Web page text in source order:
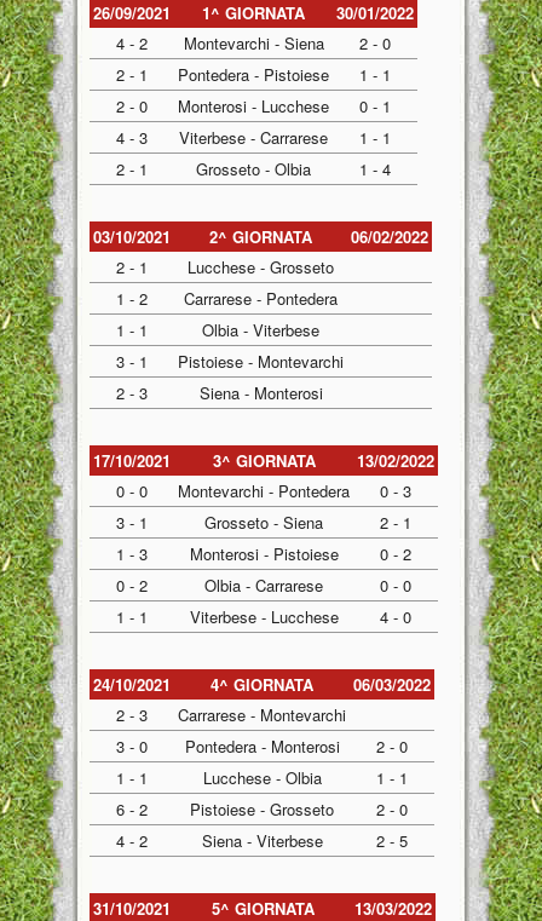
26/09/2021 1^ GIORNATA
30/01/2022
4 - 2
Montevarchi - Siena
2 - 0
2 - 1
Pontedera - Pistoiese
1 - 1
2 - 0
Monterosi - Lucchese
0 - 1
4 - 3
Viterbese - Carrarese
1 - 1
2 - 1
Grosseto - Olbia 1 - 4
03/10/2021 2^ GIORNATA
06/02/2022
2 - 1
Lucchese - Grosseto
1 - 2
Carrarese - Pontedera
1 - 1
Olbia - Viterbese
3 - 1
Pistoiese - Montevarchi
2 - 3
Siena - Monterosi
17/10/2021 3^ GIORNATA
13/02/2022
0 - 0
Montevarchi - Pontedera
0 - 3
3 - 1
Grosseto - Siena
2 - 1
1 - 3
Monterosi - Pistoiese
0 - 2
0 - 2
Olbia - Carrarese
0 - 0
1 - 1
Viterbese - Lucchese 4 - 0
24/10/2021 4^ GIORNATA
06/03/2022
2 - 3
Carrarese - Montevarchi
3 - 0
Pontedera - Monterosi
2 - 0
1 - 1
Lucchese - Olbia
1 - 1
6 - 2
Pistoiese - Grosseto
2 - 0
4 - 2
Siena - Viterbese 2 - 5
31/10/2021 5^ GIORNATA
13/03/2022